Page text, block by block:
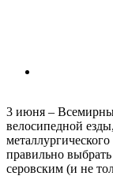
3 июня –
велосипедной
правильно
серовским (и не